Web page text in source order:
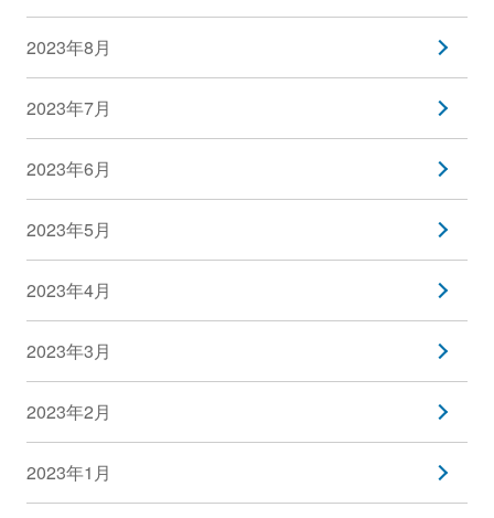
2023年8月
2023年7月
2023年6月
2023年5月
2023年4月
2023年3月
2023年2月
2023年1月